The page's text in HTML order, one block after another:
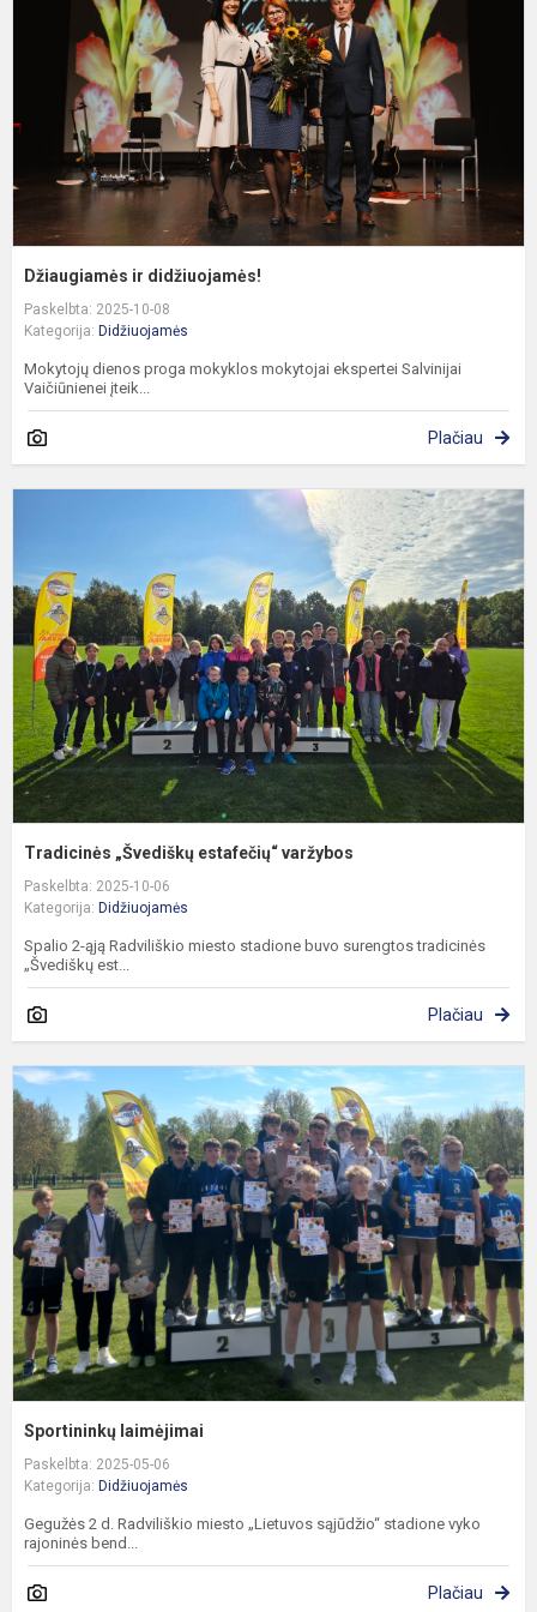
Džiaugiamės ir didžiuojamės!
Paskelbta: 2025-10-08
Kategorija: Didžiuojamės
Mokytojų dienos proga mokyklos mokytojai ekspertei Salvinijai
Vaičiūnienei įteik...
Plačiau
Tradicinės „Švediškų estafečių“ varžybos
Paskelbta: 2025-10-06
Kategorija: Didžiuojamės
Spalio 2-ąją Radviliškio miesto stadione buvo surengtos tradicinės
„Švediškų est...
Plačiau
Sportininkų laimėjimai
Paskelbta: 2025-05-06
Kategorija: Didžiuojamės
Gegužės 2 d. Radviliškio miesto „Lietuvos sąjūdžio“ stadione vyko
rajoninės bend...
Plačiau